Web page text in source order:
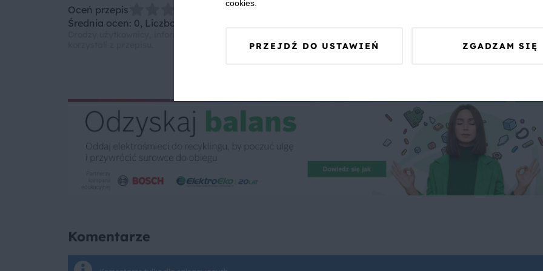
Oceń przepis
Średnia ocen: 0, Liczba ocen: 0
Komentarze
cookies.
PRZEJDŹ DO USTAWIEŃ ZGADZAM SIĘ